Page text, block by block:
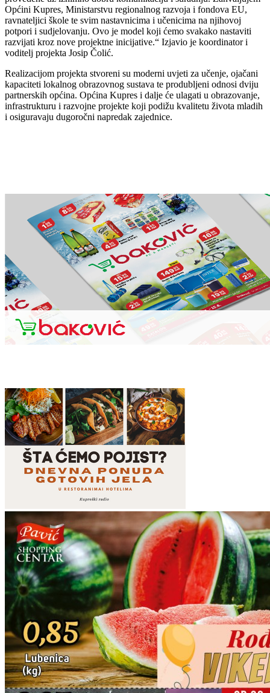
Općini Kupres, Ministarstvu regionalnog razvoja i fondova EU,
ravnateljici škole te svim nastavnicima i učenicima na njihovoj
potpori i sudjelovanju. Ovo je model koji ćemo svakako nastaviti
razvijati kroz nove projektne inicijative.“ Izjavio je koordinator i
voditelj projekta Josip Čolić.
Realizacijom projekta stvoreni su moderni uvjeti za učenje, ojačani
kapaciteti lokalnog obrazovnog sustava te produbljeni odnosi dviju
partnerskih općina. Općina Kupres i dalje će ulagati u obrazovanje,
infrastrukturu i razvojne projekte koji podižu kvalitetu života mladih
i osiguravaju dugoročni napredak zajednice.